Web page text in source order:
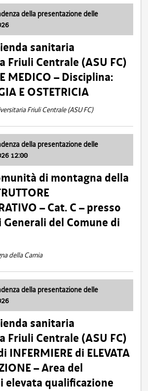
della presentazione delle
sanitaria
Friuli Centrale (ASU FC)
MEDICO – Disciplina:
E OSTETRICIA
Friuli Centrale (ASU FC)
della presentazione delle
12:00
di montagna della
– Cat. C – presso
Generali del Comune di
della Carnia
della presentazione delle
sanitaria
Friuli Centrale (ASU FC)
INFERMIERE di ELEVATA
– Area del
elevata qualificazione